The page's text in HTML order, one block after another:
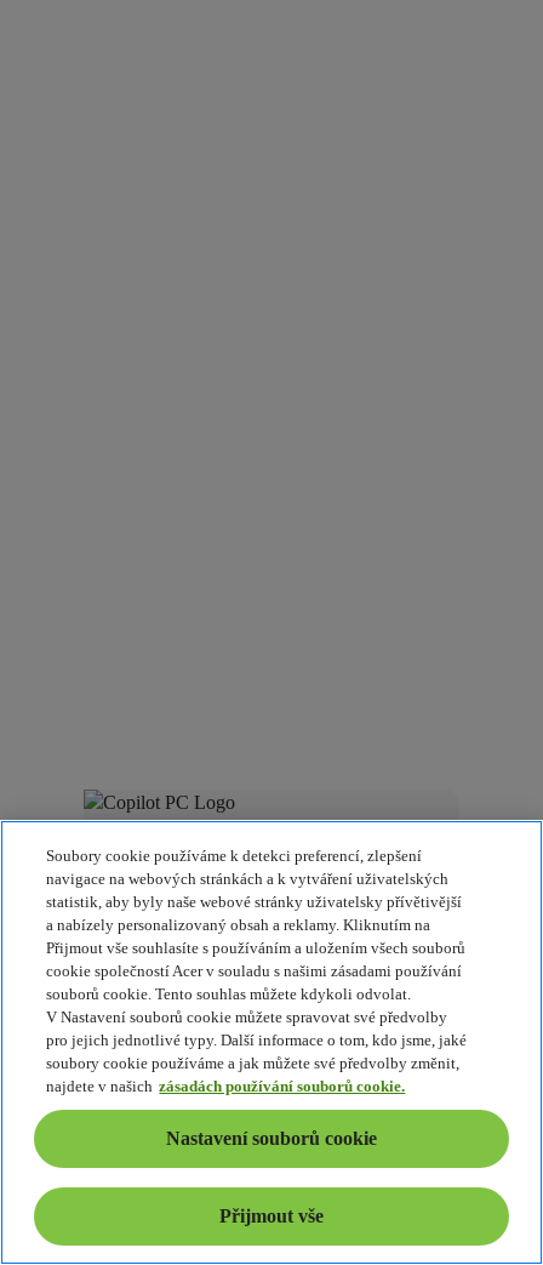
Počítače Copilot+ PC jsou nejrychlejší
a nejchytřejší počítače se systémem Windows
všech dob.
Vaše nová úroveň výkonnosti Nyní už s umělou
inteligencí.
Přehrát video
Soubory cookie používáme k detekci preferencí, zlepšení
navigace na webových stránkách a k vytváření uživatelských
statistik, aby byly naše webové stránky uživatelsky přívětivější
a nabízely personalizovaný obsah a reklamy. Kliknutím na
Přijmout vše souhlasíte s používáním a uložením všech souborů
cookie společností Acer v souladu s našimi zásadami používání
souborů cookie. Tento souhlas můžete kdykoli odvolat.
V Nastavení souborů cookie můžete spravovat své předvolby
pro jejich jednotlivé typy. Další informace o tom, kdo jsme, jaké
soubory cookie používáme a jak můžete své předvolby změnit,
najdete v našich zásadách používání souborů cookie.
Nastavení souborů cookie
Přijmout vše